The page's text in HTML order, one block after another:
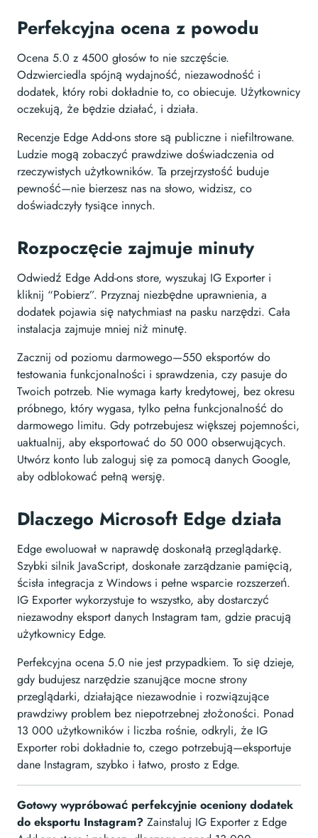
Perfekcyjna ocena z powodu
Ocena 5.0 z 4500 głosów to nie szczęście.
Odzwierciedla spójną wydajność, niezawodność i
dodatek, który robi dokładnie to, co obiecuje. Użytkownicy
oczekują, że będzie działać, i działa.
Recenzje Edge Add-ons store są publiczne i niefiltrowane.
Ludzie mogą zobaczyć prawdziwe doświadczenia od
rzeczywistych użytkowników. Ta przejrzystość buduje
pewność—nie bierzesz nas na słowo, widzisz, co
doświadczyły tysiące innych.
Rozpoczęcie zajmuje minuty
Odwiedź Edge Add-ons store, wyszukaj IG Exporter i
kliknij “Pobierz”. Przyznaj niezbędne uprawnienia, a
dodatek pojawia się natychmiast na pasku narzędzi. Cała
instalacja zajmuje mniej niż minutę.
Zacznij od poziomu darmowego—550 eksportów do
testowania funkcjonalności i sprawdzenia, czy pasuje do
Twoich potrzeb. Nie wymaga karty kredytowej, bez okresu
próbnego, który wygasa, tylko pełna funkcjonalność do
darmowego limitu. Gdy potrzebujesz większej pojemności,
uaktualnij, aby eksportować do 50 000 obserwujących.
Utwórz konto lub zaloguj się za pomocą danych Google,
aby odblokować pełną wersję.
Dlaczego Microsoft Edge działa
Edge ewoluował w naprawdę doskonałą przeglądarkę.
Szybki silnik JavaScript, doskonałe zarządzanie pamięcią,
ścisła integracja z Windows i pełne wsparcie rozszerzeń.
IG Exporter wykorzystuje to wszystko, aby dostarczyć
niezawodny eksport danych Instagram tam, gdzie pracują
użytkownicy Edge.
Perfekcyjna ocena 5.0 nie jest przypadkiem. To się dzieje,
gdy budujesz narzędzie szanujące mocne strony
przeglądarki, działające niezawodnie i rozwiązujące
prawdziwy problem bez niepotrzebnej złożoności. Ponad
13 000 użytkowników i liczba rośnie, odkryli, że IG
Exporter robi dokładnie to, czego potrzebują—eksportuje
dane Instagram, szybko i łatwo, prosto z Edge.
Gotowy wypróbować perfekcyjnie oceniony dodatek
do eksportu Instagram? Zainstaluj IG Exporter z Edge